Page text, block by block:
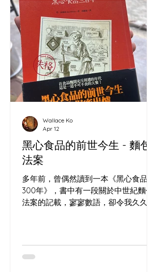
黑心食品的前世今生 - 麵包
法案
多年前，曾偶然讀到一本《黑心食品
300年》，書中有一段關於中世紀麵包
法案的記載，寥寥數語，卻令我久久難
Wallace Ko
Apr 12